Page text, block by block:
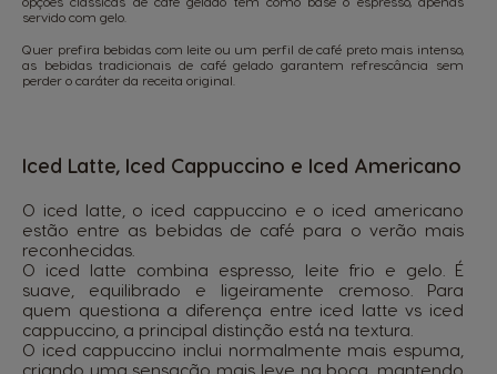
servido com gelo.
Quer prefira bebidas com leite ou um perfil de café preto mais intenso,
as bebidas tradicionais de café gelado garantem refrescância sem
perder o caráter da receita original.
Iced Latte, Iced Cappuccino e Iced Americano
O iced latte, o iced cappuccino e o iced americano
estão entre as bebidas de café para o verão mais
reconhecidas.
O iced latte combina espresso, leite frio e gelo. É
suave, equilibrado e ligeiramente cremoso. Para
quem questiona a diferença entre iced latte vs iced
cappuccino, a principal distinção está na textura.
O iced cappuccino inclui normalmente mais espuma,
criando uma sensação mais leve na boca, mantendo